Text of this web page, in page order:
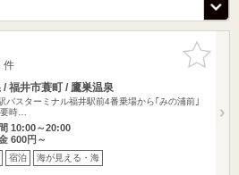
お気に入
りに追加
件
/ 福井市蓑町 / 鷹巣温泉
バスターミナル福井駅前4番乗場から｢みの浦前｣
時…
10:00～20:00
600円～
宿泊 海が見える・海